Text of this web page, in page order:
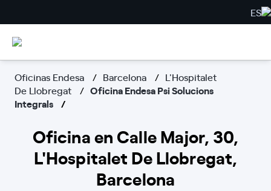
ES
Oficinas Endesa Barcelona
L'Hospitalet
De Llobregat
Oficina Endesa Psi Solucions
Integrals
Oficina en Calle Major, 30,
L'Hospitalet De Llobregat,
Barcelona